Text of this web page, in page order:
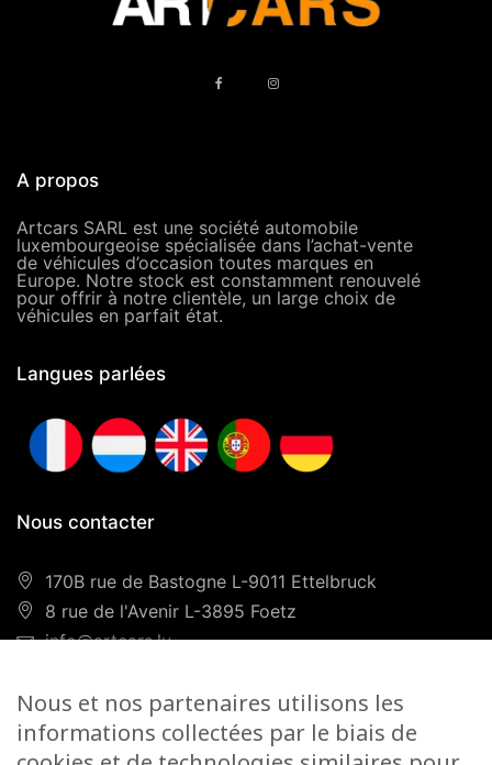
A propos
Artcars SARL est une société automobile
luxembourgeoise spécialisée dans l’achat-vente
de véhicules d’occasion toutes marques en
Europe. Notre stock est constamment renouvelé
pour offrir à notre clientèle, un large choix de
véhicules en parfait état.
Langues parlées
Nous contacter
170B rue de Bastogne L-9011 Ettelbruck
8 rue de l'Avenir L-3895 Foetz
info@artcars.lu
GSM : +352 661 701 701
Nos horaires
Nous et nos partenaires utilisons les
informations collectées par le biais de